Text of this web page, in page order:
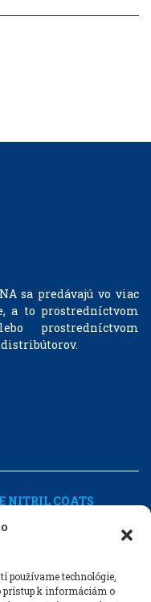
používame technológie,
prístup k informáciám o
sa predávajú vo viac
a to prostredníctvom
prostredníctvom
NITRIL COATS
spoločnosti...
náš sortiment